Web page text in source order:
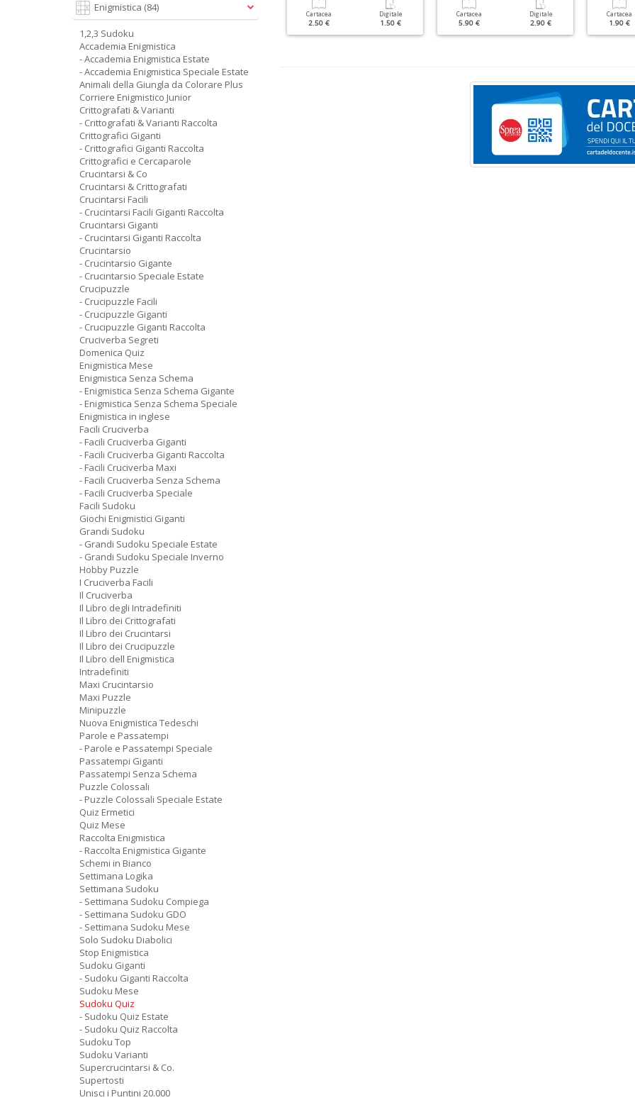
Digitale
1.00 €
Cartacea
5.90 € 2.90 €
Cartacea
2.50 €
Digitale
1.50 €
Cartacea
5.90 €
Digitale
2.90 €
Cartacea
1.90 €
Enigmistica (84)
1,2,3 Sudoku
Accademia Enigmistica
- Accademia Enigmistica Estate
- Accademia Enigmistica Speciale Estate
Animali della Giungla da Colorare Plus
Corriere Enigmistico Junior
Crittografati & Varianti
- Crittografati & Varianti Raccolta
Crittografici Giganti
- Crittografici Giganti Raccolta
Crittografici e Cercaparole
Crucintarsi & Co
Crucintarsi & Crittografati
Crucintarsi Facili
- Crucintarsi Facili Giganti Raccolta
Crucintarsi Giganti
- Crucintarsi Giganti Raccolta
Crucintarsio
- Crucintarsio Gigante
- Crucintarsio Speciale Estate
Crucipuzzle
- Crucipuzzle Facili
- Crucipuzzle Giganti
- Crucipuzzle Giganti Raccolta
Cruciverba Segreti
Domenica Quiz
Enigmistica Mese
Enigmistica Senza Schema
- Enigmistica Senza Schema Gigante
- Enigmistica Senza Schema Speciale
Enigmistica in inglese
Facili Cruciverba
- Facili Cruciverba Giganti
- Facili Cruciverba Giganti Raccolta
- Facili Cruciverba Maxi
- Facili Cruciverba Senza Schema
- Facili Cruciverba Speciale
Facili Sudoku
Giochi Enigmistici Giganti
Grandi Sudoku
- Grandi Sudoku Speciale Estate
- Grandi Sudoku Speciale Inverno
Hobby Puzzle
I Cruciverba Facili
Il Cruciverba
Il Libro degli Intradefiniti
Il Libro dei Crittografati
Il Libro dei Crucintarsi
Il Libro dei Crucipuzzle
Il Libro dell Enigmistica
Intradefiniti
Maxi Crucintarsio
Maxi Puzzle
Minipuzzle
Nuova Enigmistica Tedeschi
Parole e Passatempi
- Parole e Passatempi Speciale
Passatempi Giganti
Passatempi Senza Schema
Puzzle Colossali
- Puzzle Colossali Speciale Estate
Quiz Ermetici
Quiz Mese
Raccolta Enigmistica
- Raccolta Enigmistica Gigante
Schemi in Bianco
Settimana Logika
Settimana Sudoku
- Settimana Sudoku Compiega
- Settimana Sudoku GDO
- Settimana Sudoku Mese
Solo Sudoku Diabolici
Stop Enigmistica
Sudoku Giganti
- Sudoku Giganti Raccolta
Sudoku Mese
Sudoku Quiz
- Sudoku Quiz Estate
- Sudoku Quiz Raccolta
Sudoku Top
Sudoku Varianti
Supercrucintarsi & Co.
Supertosti
Unisci i Puntini 20.000